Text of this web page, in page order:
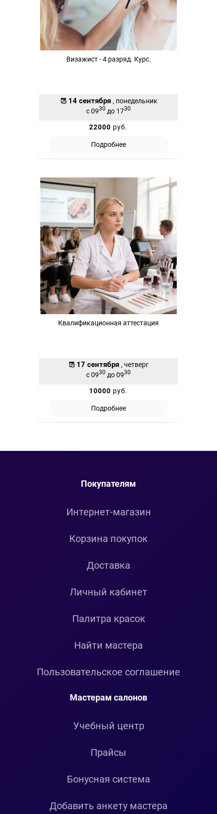
Визажист - 4 разряд. Курс.
14 сентября , понедельник
с 0930 до 1730
22000 руб.
Подробнее
Квалификационная аттестация
17 сентября , четверг
с 0930 до 0930
10000 руб.
Подробнее
Покупателям
Интернет-магазин
Корзина покупок
Доставка
Личный кабинет
Палитра красок
Найти мастера
Пользовательское соглашение
Мастерам салонов
Учебный центр
Прайсы
Бонусная система
Добавить анкету мастера